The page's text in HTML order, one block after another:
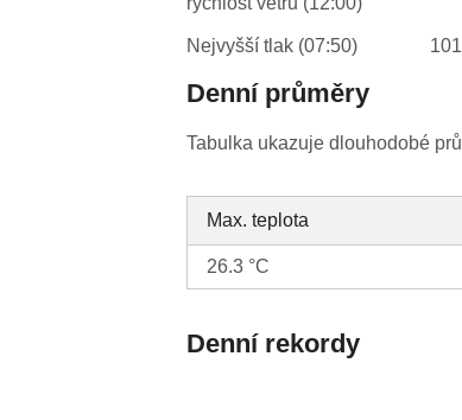
Nejvyšší tlak (07:50)
Denní průměry
Tabulka ukazuje dlouhodobé
Max. teplota
26.3 °C
Denní rekordy